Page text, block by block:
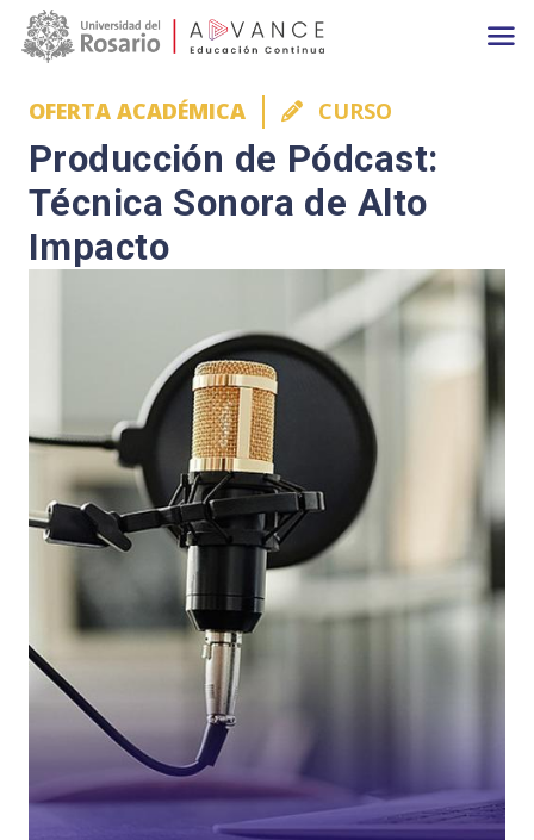
Pasar al contenido principal
Main navigation
OFERTA ACADÉMICA CURSO
Producción de Pódcast:
Técnica Sonora de Alto
Impacto